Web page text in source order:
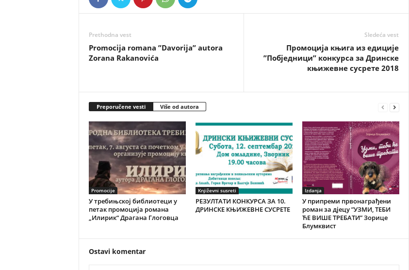
Prethodna vest
Promocija romana ”Davorija” autora
Zorana Rakanovića
Sledeća vest
Промоција књига из едиције
”Побједници” конкурса за Дринске
књижевне сусрете 2018
Preporučene vesti Više od autora
Promocije
У требињској библиотеци у
петак промоција романа
„Илирик“ Драгана Глоговца
Književni susreti
РЕЗУЛТАТИ КОНКУРСА ЗА 10.
ДРИНСКЕ КЊИЖЕВНЕ СУСРЕТЕ
Izdanja
У припреми првонаграђени
роман за дјецу ”УЗМИ, ТЕБИ
ЋЕ ВИШЕ ТРЕБАТИ” Зорице
Блумквист
Ostavi komentar